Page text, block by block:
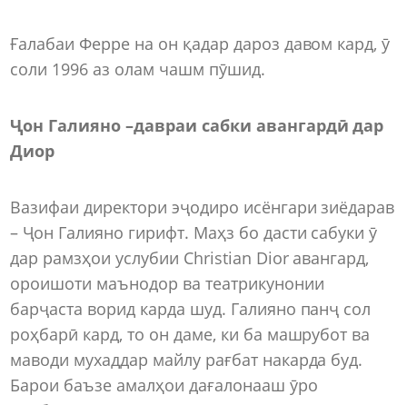
Ғалабаи Ферре на он қадар дароз давом кард, ӯ
соли 1996 аз олам чашм пӯшид.
Ҷон Галияно –давраи сабки авангардӣ дар
Диор
Вазифаи директори эҷодиро исёнгари зиёдарав
– Ҷон Галияно гирифт. Маҳз бо дасти сабуки ӯ
дар рамзҳои услубии Christian Dior авангард,
ороишоти маънодор ва театрикунонии
барҷаста ворид карда шуд. Галияно панҷ сол
роҳбарӣ кард, то он даме, ки ба машрубот ва
маводи мухаддар майлу рағбат накарда буд.
Барои баъзе амалҳои дағалонааш ӯро